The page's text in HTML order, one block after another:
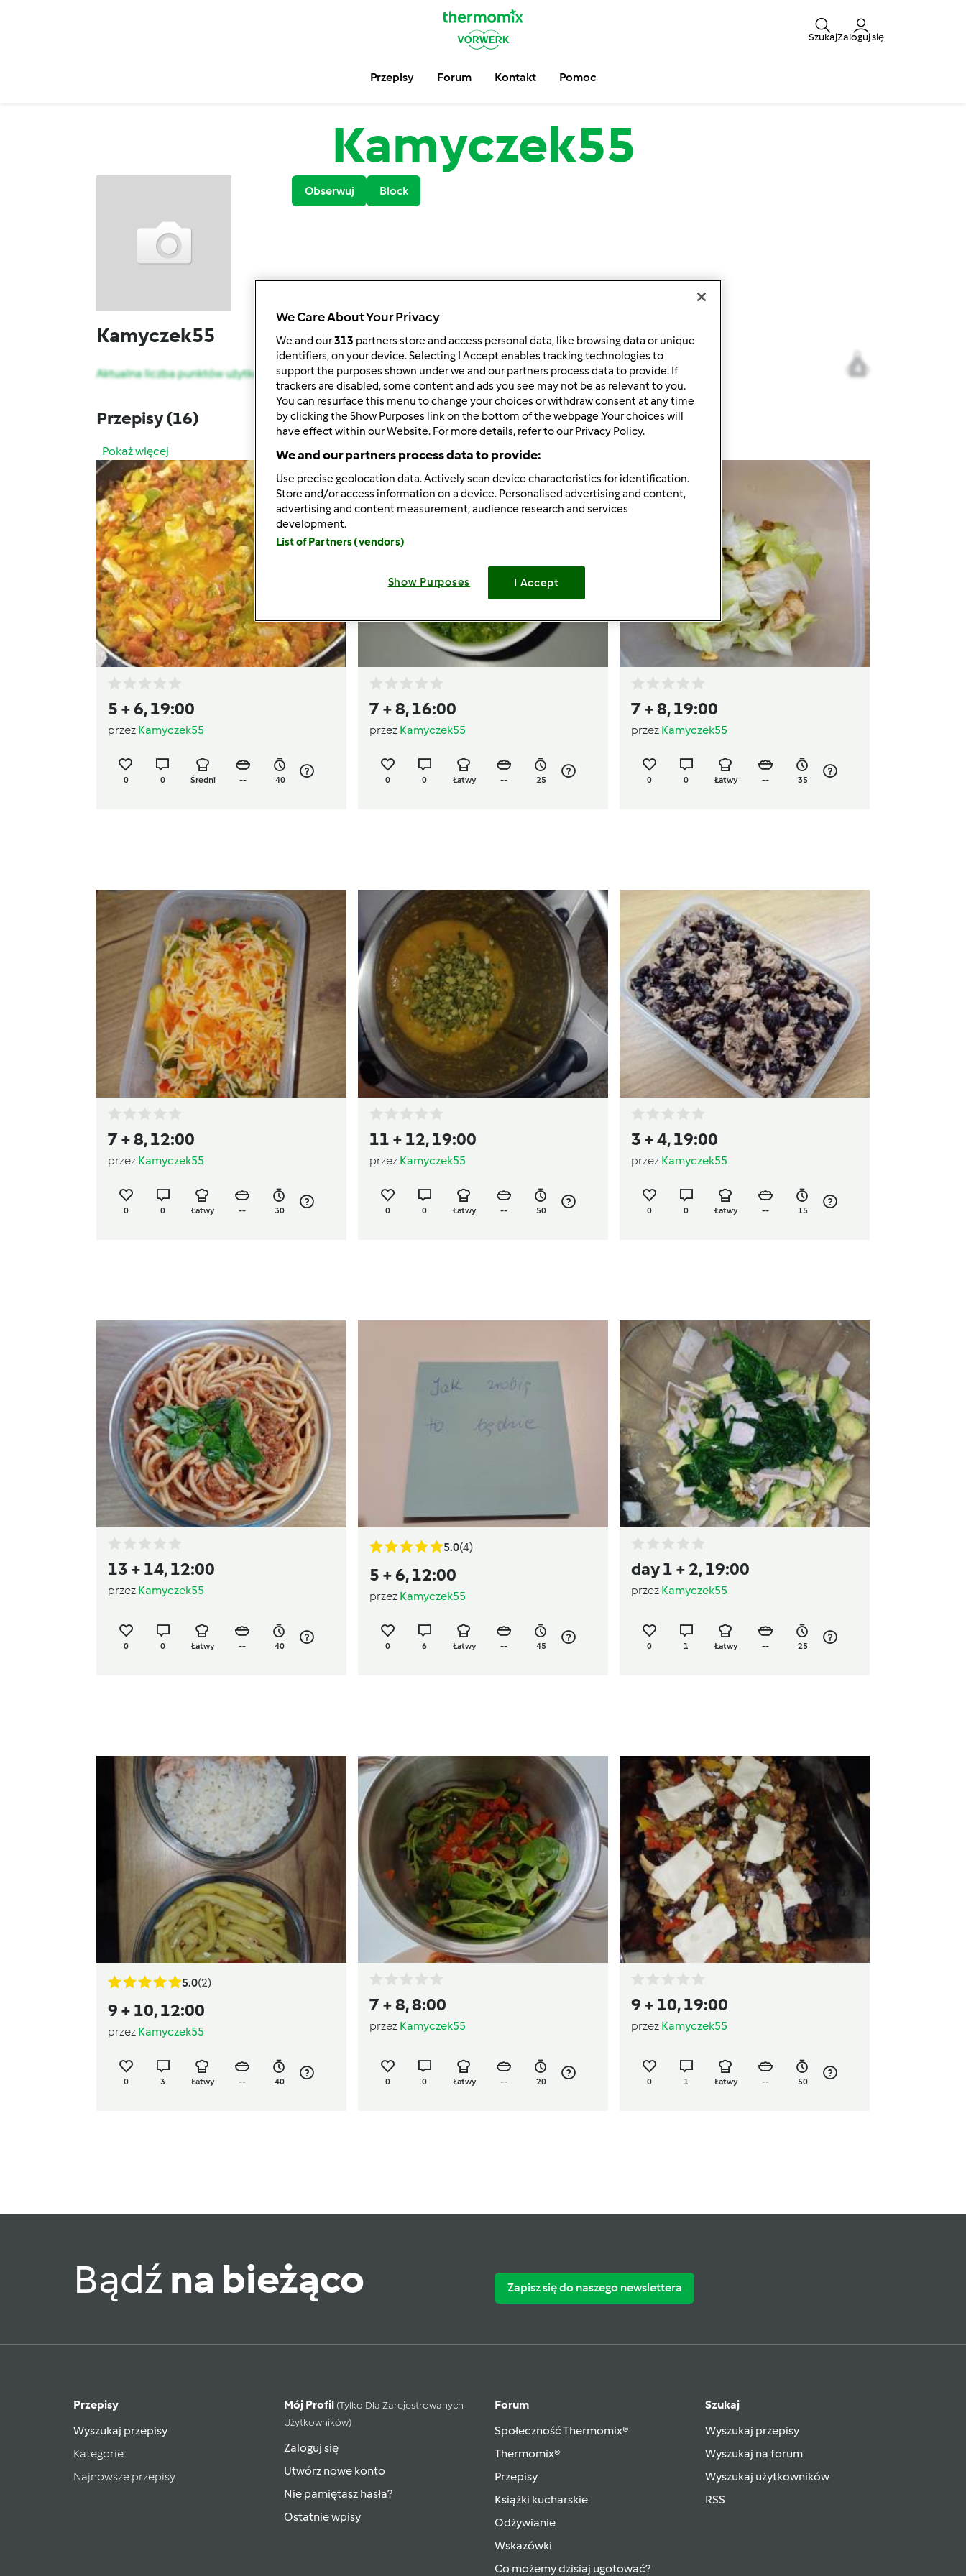
SzukajZaloguj się
Przepisy Forum Kontakt Pomoc
Kamyczek55
Obserwuj Block
Kamyczek55
4
Aktualna liczba punktów użytkownika: 150
Przepisy(16)
Pokaż więcej
Dodaj nowy przepis
5 + 6, 19:00
przez Kamyczek55
0 0 Średni -- 40
7 + 8, 16:00
przez Kamyczek55
0 0 Łatwy -- 25
7 + 8, 19:00
przez Kamyczek55
0 0 Łatwy -- 35
7 + 8, 12:00
przez Kamyczek55
0 0 Łatwy -- 30
11 + 12, 19:00
przez Kamyczek55
0 0 Łatwy -- 50
3 + 4, 19:00
przez Kamyczek55
0 0 Łatwy -- 15
13 + 14, 12:00
przez Kamyczek55
0 0 Łatwy -- 40
5.0(4)
5 + 6, 12:00
przez Kamyczek55
0 6 Łatwy -- 45
day 1 + 2, 19:00
przez Kamyczek55
0 1 Łatwy -- 25
5.0(2)
9 + 10, 12:00
przez Kamyczek55
0 3 Łatwy -- 40
7 + 8, 8:00
przez Kamyczek55
0 0 Łatwy -- 20
9 + 10, 19:00
przez Kamyczek55
0 1 Łatwy -- 50
Bądź na bieżąco Zapisz się do naszego newslettera
Przepisy
Wyszukaj przepisy
Kategorie
Najnowsze przepisy
Mój Profil (tylko Dla Zarejestrowanych
Użytkowników)
Zaloguj się
Utwórz nowe konto
Nie pamiętasz hasła?
Ostatnie wpisy
Forum
Społeczność Thermomix®
Thermomix®
Przepisy
Książki kucharskie
Odżywianie
Wskazówki
Co możemy dzisiaj ugotować?
Szukaj
Wyszukaj przepisy
Wyszukaj na forum
Wyszukaj użytkowników
RSS
We Care About Your Privacy
We and our313 partners store and access personal data, like browsing data or unique
identifiers, on your device. Selecting I Accept enables tracking technologies to
support the purposes shown under we and our partners process data to provide. If
trackers are disabled, some content and ads you see may not be as relevant to you.
You can resurface this menu to change your choices or withdraw consent at any time
by clicking the Show Purposes link on the bottom of the webpage .Your choices will
have effect within our Website. For more details, refer to our Privacy Policy.
We and our partners process data to provide:
Use precise geolocation data. Actively scan device characteristics for identification.
Store and/or access information on a device. Personalised advertising and content,
advertising and content measurement, audience research and services
development.
List of Partners (vendors)
Show Purposes I Accept